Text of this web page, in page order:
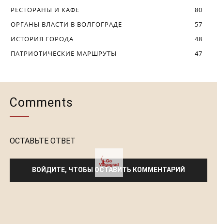
РЕСТОРАНЫ И КАФЕ
80
ОРГАНЫ ВЛАСТИ В ВОЛГОГРАДЕ
57
ИСТОРИЯ ГОРОДА
48
ПАТРИОТИЧЕСКИЕ МАРШРУТЫ
47
Comments
ОСТАВЬТЕ ОТВЕТ
ВОЙДИТЕ, ЧТОБЫ ОСТАВИТЬ КОММЕНТАРИЙ